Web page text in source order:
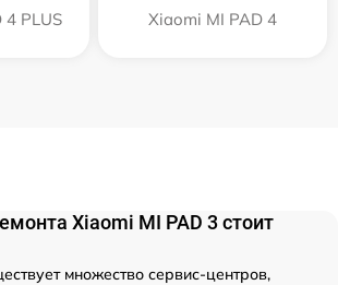
4 PLUS Xiaomi MI PAD 4
Xiaomi MI PAD 3 стоит
множество сервис-центров,